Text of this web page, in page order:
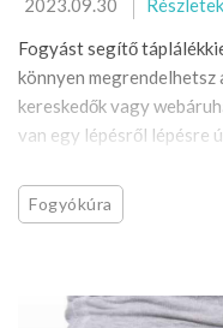
2023.09.30
Fogyást segítő
könnyen
kereskedők vagy
van egy lépésről lépésre
Fogyókúra